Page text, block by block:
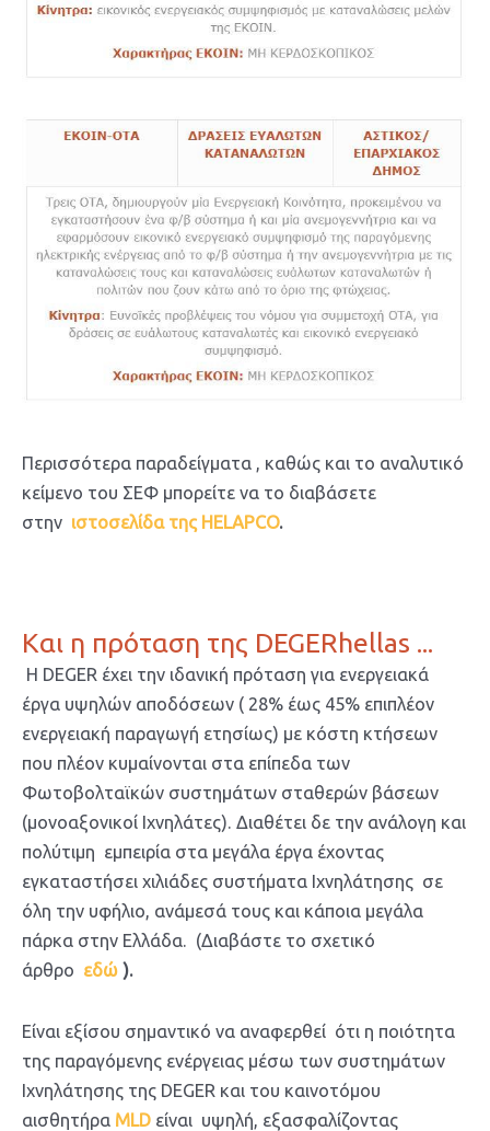
Περισσότερα παραδείγματα , καθώς και το αναλυτικό
κείμενο του ΣΕΦ μπορείτε να το διαβάσετε
στην ιστοσελίδα της HELAPCO.
Και η πρόταση της DEGERhellas ...
Η DEGER έχει την ιδανική πρόταση για ενεργειακά
έργα υψηλών αποδόσεων ( 28% έως 45% επιπλέον
ενεργειακή παραγωγή ετησίως) με κόστη κτήσεων
που πλέον κυμαίνονται στα επίπεδα των
Φωτοβολταϊκών συστημάτων σταθερών βάσεων
(μονοαξονικοί Ιχνηλάτες). Διαθέτει δε την ανάλογη και
πολύτιμη εμπειρία στα μεγάλα έργα έχοντας
εγκαταστήσει χιλιάδες συστήματα Ιχνηλάτησης σε
όλη την υφήλιο, ανάμεσά τους και κάποια μεγάλα
πάρκα στην Ελλάδα. (Διαβάστε το σχετικό
άρθρο εδώ ).
Είναι εξίσου σημαντικό να αναφερθεί ότι η ποιότητα
της παραγόμενης ενέργειας μέσω των συστημάτων
Ιχνηλάτησης της DEGER και του καινοτόμου
αισθητήρα MLD είναι υψηλή, εξασφαλίζοντας